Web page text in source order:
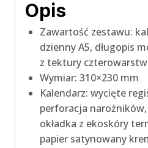
Opis
Zawartość zestawu:
dzienny A5, długopis
z tektury
Wymiar: 310×230 mm
Kalendarz: wycięte
perforacja
okładka z ekoskóry
papier satynowany